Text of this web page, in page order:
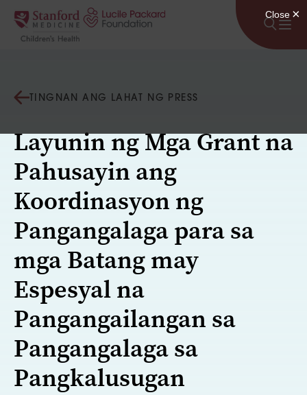
Lumaktaw sa nilalaman
TINGNAN ANG LAHAT NG PRESS
Layunin ng Mga Grant na
Pahusayin ang
Koordinasyon ng
Pangangalaga para sa
mga Batang may
Espesyal na
Pangangailangan sa
Pangangalaga sa
Pangkalusugan